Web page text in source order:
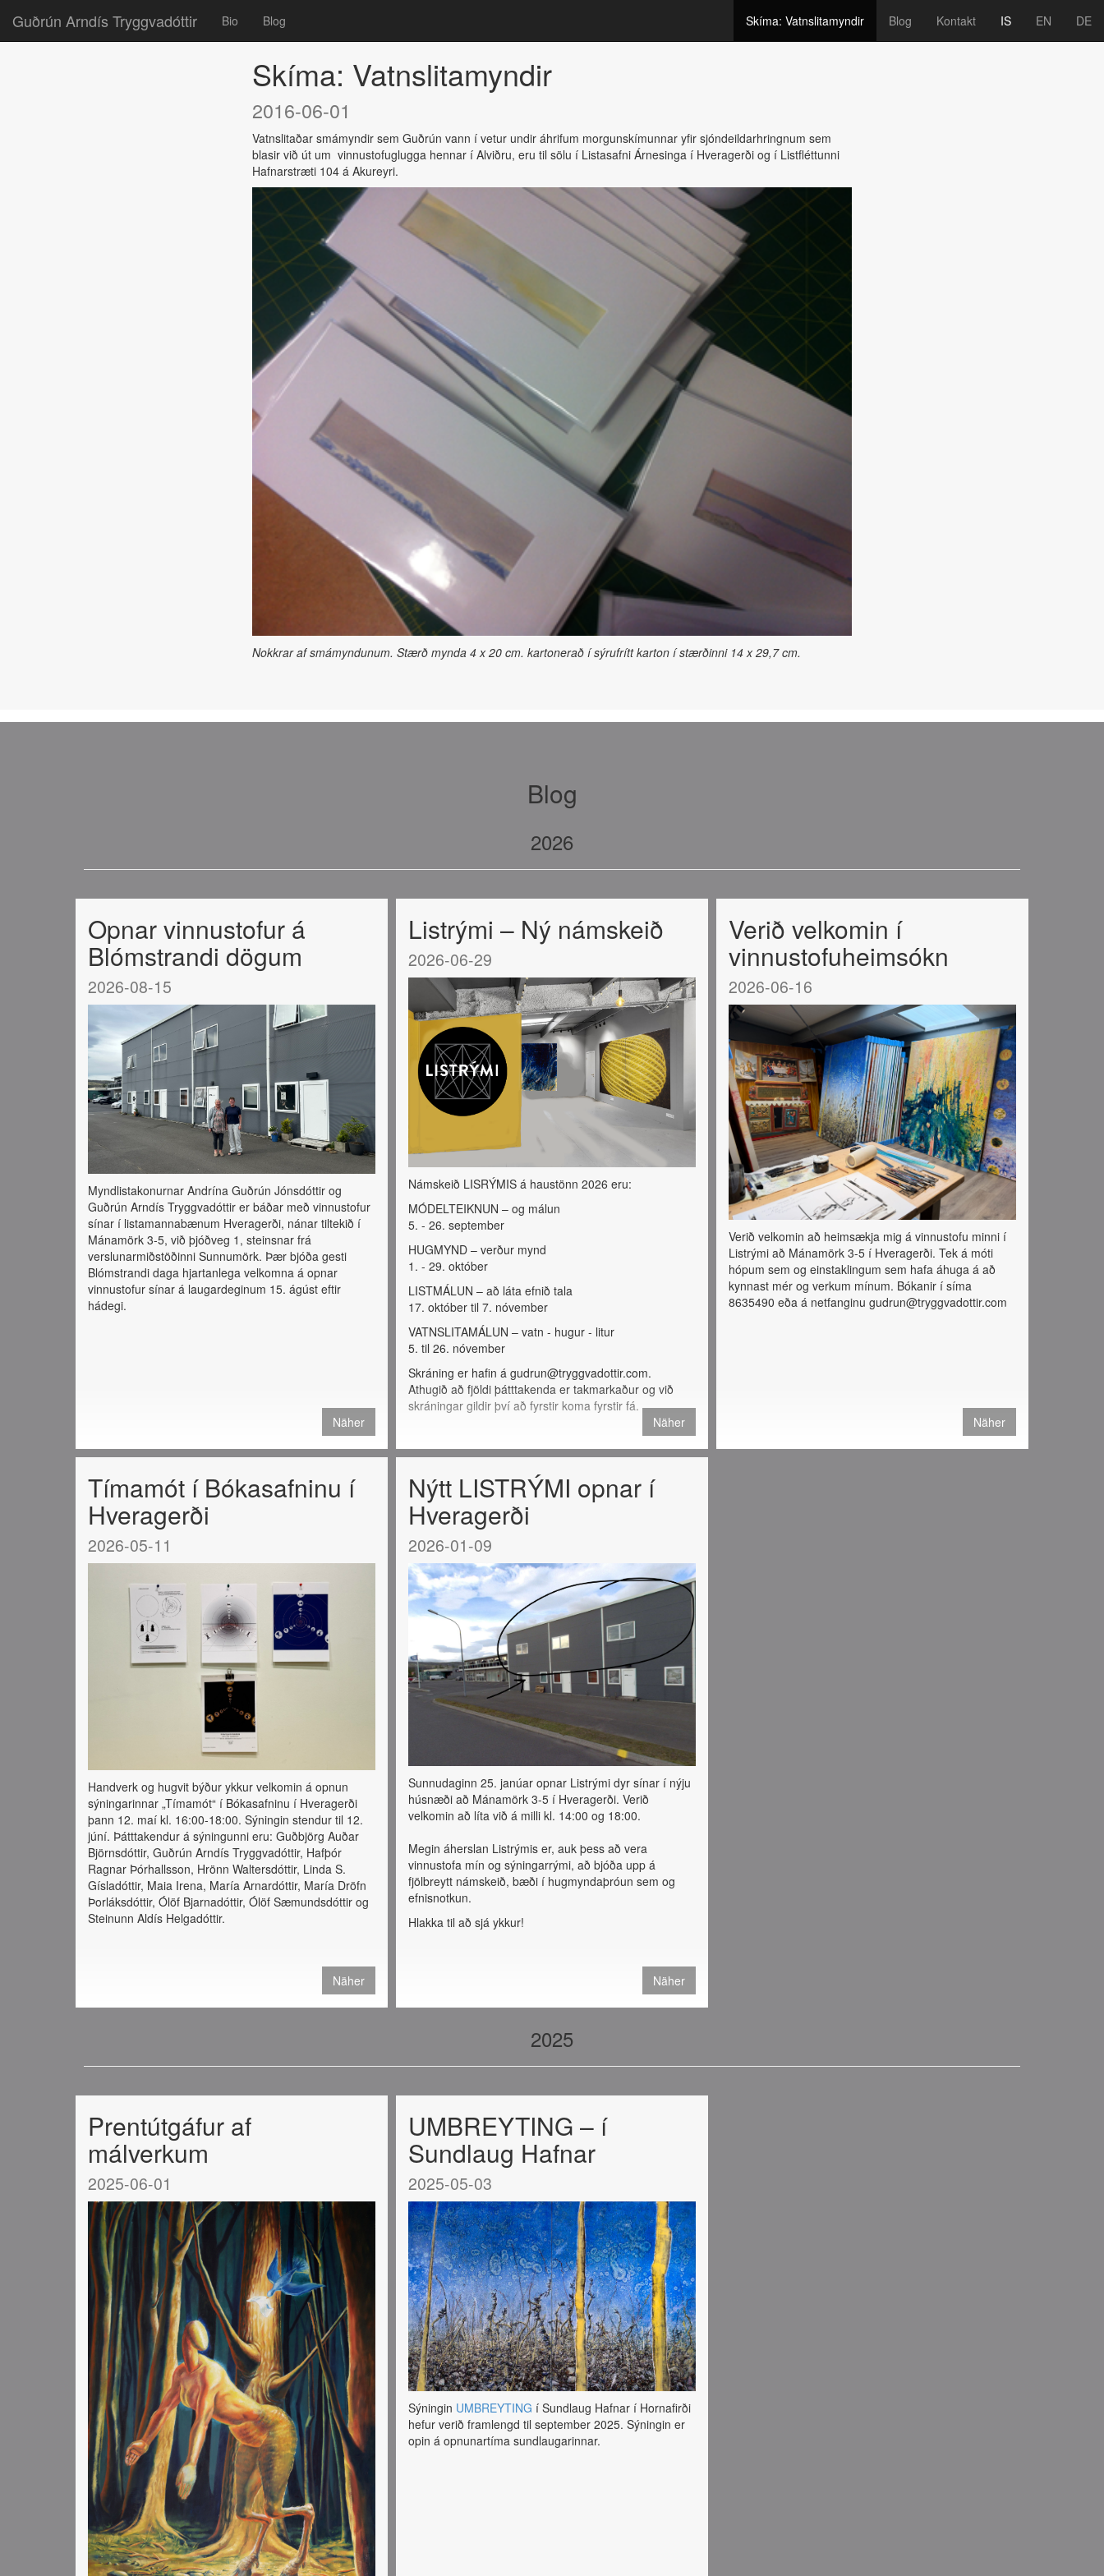
Guðrún Arndís Tryggvadóttir IS EN DE
Skíma: Vatnslitamyndir Blog Kontakt
Bio Blog
Skíma: Vatnslitamyndir
2016-06-01
Vatnslitaðar smámyndir sem Guðrún vann í vetur undir áhrifum morgunskímunnar yfir sjóndeildarhringnum sem
blasir við út um vinnustofuglugga hennar í Alviðru, eru til sölu í Listasafni Árnesinga í Hveragerði og í Listfléttunni
Hafnarstræti 104 á Akureyri.
Nokkrar af smámyndunum. Stærð mynda 4 x 20 cm. kartonerað í sýrufrítt karton í stærðinni 14 x 29,7 cm.
Blog
2026
Opnar vinnustofur á
Blómstrandi dögum
2026-08-15
Myndlistakonurnar Andrína Guðrún Jónsdóttir og
Guðrún Arndís Tryggvadóttir er báðar með vinnustofur
sínar í listamannabænum Hveragerði, nánar tiltekið í
Mánamörk 3-5, við þjóðveg 1, steinsnar frá
verslunarmiðstöðinni Sunnumörk. Þær bjóða gesti
Blómstrandi daga hjartanlega velkomna á opnar
vinnustofur sínar á laugardeginum 15. ágúst eftir
hádegi.
Näher
Listrými – Ný námskeið
2026-06-29
Námskeið LISRÝMIS á haustönn 2026 eru:
MÓDELTEIKNUN – og málun
5. - 26. september
HUGMYND – verður mynd
1. - 29. október
LISTMÁLUN – að láta efnið tala
17. október til 7. nóvember
VATNSLITAMÁLUN – vatn - hugur - litur
5. til 26. nóvember
Skráning er hafin á gudrun@tryggvadottir.com.
Athugið að fjöldi þátttakenda er takmarkaður og við
skráningar gildir því að fyrstir koma fyrstir fá.
Näher
Verið velkomin í
vinnustofuheimsókn
2026-06-16
Verið velkomin að heimsækja mig á vinnustofu minni í
Listrými að Mánamörk 3-5 í Hveragerði. Tek á móti
hópum sem og einstaklingum sem hafa áhuga á að
kynnast mér og verkum mínum. Bókanir í síma
8635490 eða á netfanginu gudrun@tryggvadottir.com
Näher
Tímamót í Bókasafninu í
Hveragerði
2026-05-11
Handverk og hugvit býður ykkur velkomin á opnun
sýningarinnar „Tímamót“ í Bókasafninu í Hveragerði
þann 12. maí kl. 16:00-18:00. Sýningin stendur til 12.
júní. Þátttakendur á sýningunni eru: Guðbjörg Auðar
Björnsdóttir, Guðrún Arndís Tryggvadóttir, Hafþór
Ragnar Þórhallsson, Hrönn Waltersdóttir, Linda S.
Gísladóttir, Maia Irena, María Arnardóttir, María Dröfn
Þorláksdóttir, Ólöf Bjarnadóttir, Ólöf Sæmundsdóttir og
Steinunn Aldís Helgadóttir.
Näher
Nýtt LISTRÝMI opnar í
Hveragerði
2026-01-09
Sunnudaginn 25. janúar opnar Listrými dyr sínar í nýju
húsnæði að Mánamörk 3-5 í Hveragerði. Verið
velkomin að líta við á milli kl. 14:00 og 18:00.
Megin áherslan Listrýmis er, auk þess að vera
vinnustofa mín og sýningarrými, að bjóða upp á
fjölbreytt námskeið, bæði í hugmyndaþróun sem og
efnisnotkun.
Hlakka til að sjá ykkur!
Näher
2025
Prentútgáfur af
málverkum
2025-06-01
UMBREYTING – í
Sundlaug Hafnar
2025-05-03
Sýningin UMBREYTING í Sundlaug Hafnar í Hornafirði
hefur verið framlengd til september 2025. Sýningin er
opin á opnunartíma sundlaugarinnar.